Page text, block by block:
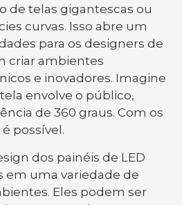
de telas gigantescas ou
curvas. Isso abre um
para os designers de
criar ambientes
e inovadores. Imagine
envolve o público,
de 360 graus. Com os
possível.
dos painéis de LED
em uma variedade de
Eles podem ser